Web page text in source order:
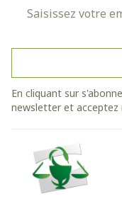
En cliquant sur
newsletter et acceptez